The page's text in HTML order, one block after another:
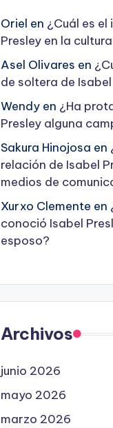
Oriel en ¿Cuál es
Presley en la
Asel Olivares en
de soltera de
Wendyen ¿Ha
Presley alguna
Sakura Hinojosa en
relación de Isabel
medios de
Xurxo Clemente en
conoció Isabel
esposo?
Archivos
junio 2026
mayo 2026
marzo 2026